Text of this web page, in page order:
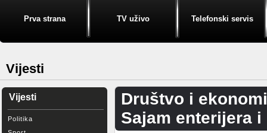
Prva strana TV uživo Telefonski servis
Vijesti
Vijesti
Politika
Društvo i
Sajam enterijera